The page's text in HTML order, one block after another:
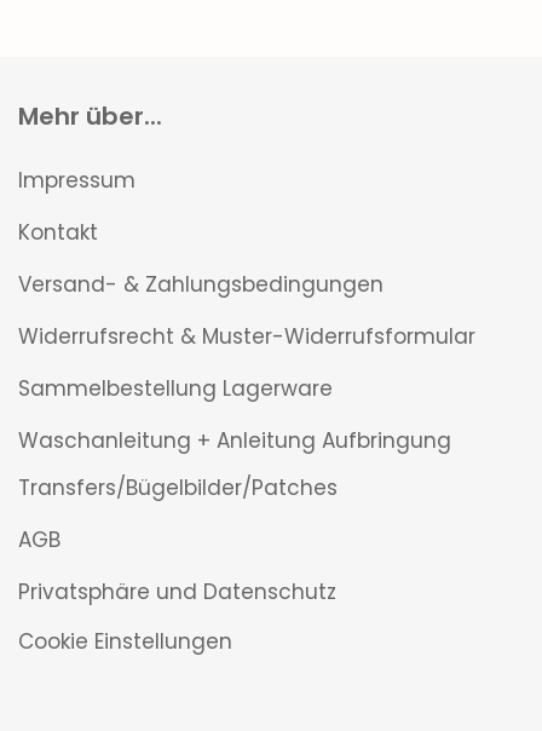
Mehr über...
Impressum
Kontakt
Versand- & Zahlungsbedingungen
Widerrufsrecht & Muster-Widerrufsformular
Sammelbestellung Lagerware
Waschanleitung + Anleitung Aufbringung
Transfers/Bügelbilder/Patches
AGB
Privatsphäre und Datenschutz
Cookie Einstellungen